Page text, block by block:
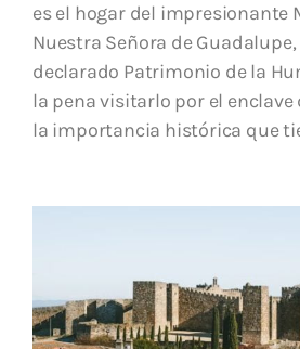
es el hogar del impresionante
Nuestra Señora de
declarado Patrimonio de la
la pena visitarlo por el enclave
la importancia histórica que